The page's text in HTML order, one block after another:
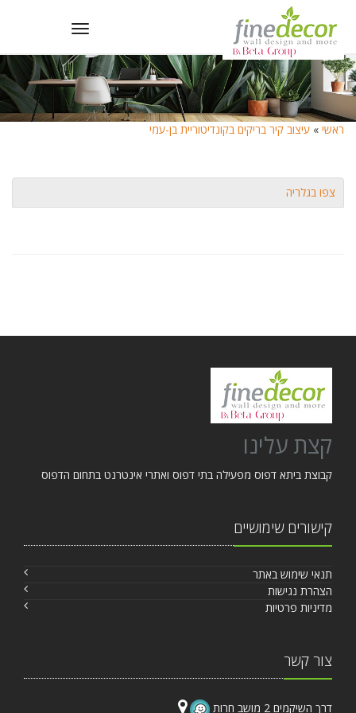
Toggle
navigation
ראשי » עיצוב קיר בריקים בקונדיטוריית בן-עמי
צפו בגלריה
קצת עלינו
קבוצת ביתא דפוס מפעילה בתי דפוס ואתרי אינטרנט בתחום הדפוס
קישורים שימושיים
תנאי שימוש באתר
הצהרת נגישות
מדיניות פרטיות
צור קשר
דרך השיקמים 2 מושב חרות